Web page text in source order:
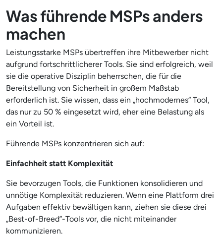
Was führende MSPs anders
machen
Leistungsstarke MSPs übertreffen ihre Mitbewerber nicht
aufgrund fortschrittlicherer Tools. Sie sind erfolgreich, weil
sie die operative Disziplin beherrschen, die für die
Bereitstellung von Sicherheit in großem Maßstab
erforderlich ist. Sie wissen, dass ein „hochmodernes“ Tool,
das nur zu 50 % eingesetzt wird, eher eine Belastung als
ein Vorteil ist.
Führende MSPs konzentrieren sich auf:
Einfachheit statt Komplexität
Sie bevorzugen Tools, die Funktionen konsolidieren und
unnötige Komplexität reduzieren. Wenn eine Plattform drei
Aufgaben effektiv bewältigen kann, ziehen sie diese drei
„Best-of-Breed”-Tools vor, die nicht miteinander
kommunizieren.